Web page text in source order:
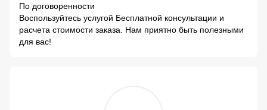
По договоренности
Воспользуйтесь услугой Бесплатной консультации и
расчета стоимости заказа. Нам приятно быть полезными
для вас!